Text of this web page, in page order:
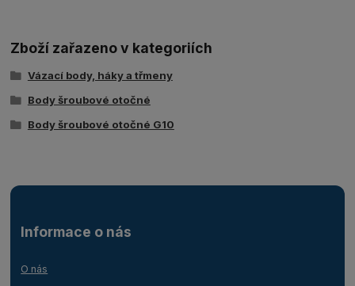
Zboží zařazeno v kategoriích
Vázací body, háky a třmeny
Body šroubové otočné
Body šroubové otočné G10
Informace o nás
O nás